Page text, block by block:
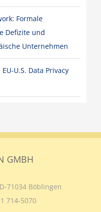
Formale
Defizite und
Unternehmen
U.S. Data Privacy
GMBH
71034 Böblingen
714-5070